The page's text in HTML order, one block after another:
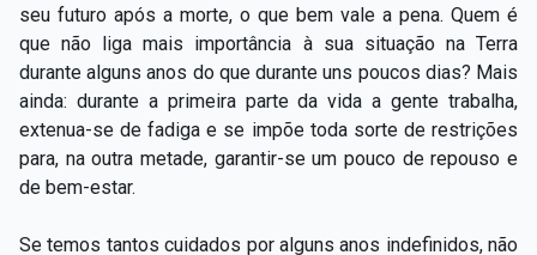
seu futuro após a morte, o que bem vale a pena. Quem é
que não liga mais importância à sua situação na Terra
durante alguns anos do que durante uns poucos dias? Mais
ainda: durante a primeira parte da vida a gente trabalha,
extenua-se de fadiga e se impõe toda sorte de restrições
para, na outra metade, garantir-se um pouco de repouso e
de bem-estar.
Se temos tantos cuidados por alguns anos indefinidos, não